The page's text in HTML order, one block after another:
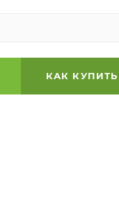
КАК КУПИТЬ